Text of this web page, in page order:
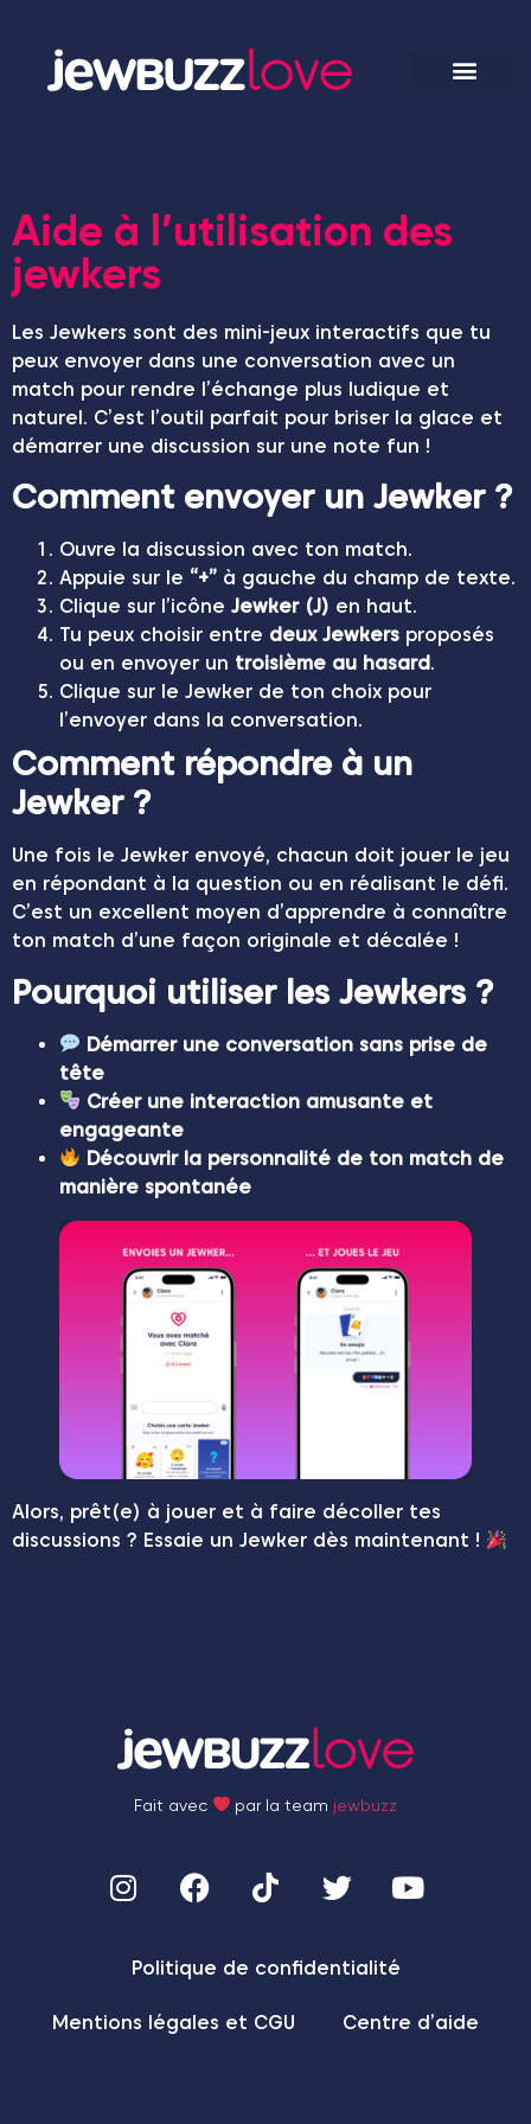
Aide à l’utilisation des
jewkers
Les Jewkers sont des mini-jeux interactifs que tu
peux envoyer dans une conversation avec un
match pour rendre l’échange plus ludique et
naturel. C’est l’outil parfait pour briser la glace et
démarrer une discussion sur une note fun !
Comment envoyer un Jewker ?
Ouvre la discussion avec ton match.
Appuie sur le “+” à gauche du champ de texte.
Clique sur l’icône Jewker (J) en haut.
Tu peux choisir entre deux Jewkers proposés
ou en envoyer un troisième au hasard.
Clique sur le Jewker de ton choix pour
l’envoyer dans la conversation.
Comment répondre à un
Jewker ?
Une fois le Jewker envoyé, chacun doit jouer le jeu
en répondant à la question ou en réalisant le défi.
C’est un excellent moyen d’apprendre à connaître
ton match d’une façon originale et décalée !
Pourquoi utiliser les Jewkers ?
Démarrer une conversation sans prise de
tête
Créer une interaction amusante et
engageante
Découvrir la personnalité de ton match de
manière spontanée
Alors, prêt(e) à jouer et à faire décoller tes
discussions ? Essaie un Jewker dès maintenant !
Fait avec par la team jewbuzz
Politique de confidentialité
Mentions légales et CGU Centre d’aide